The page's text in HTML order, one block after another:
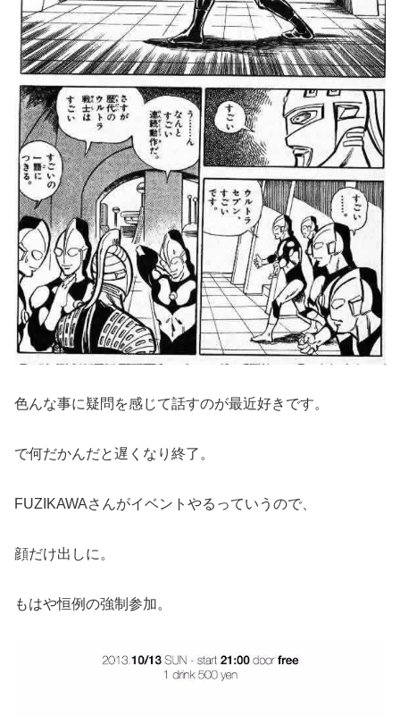
色んな事に疑問を感じて話すのが最近好きです。
で何だかんだと遅くなり終了。
FUZIKAWAさんがイベントやるっていうので、
顔だけ出しに。
もはや恒例の強制参加。